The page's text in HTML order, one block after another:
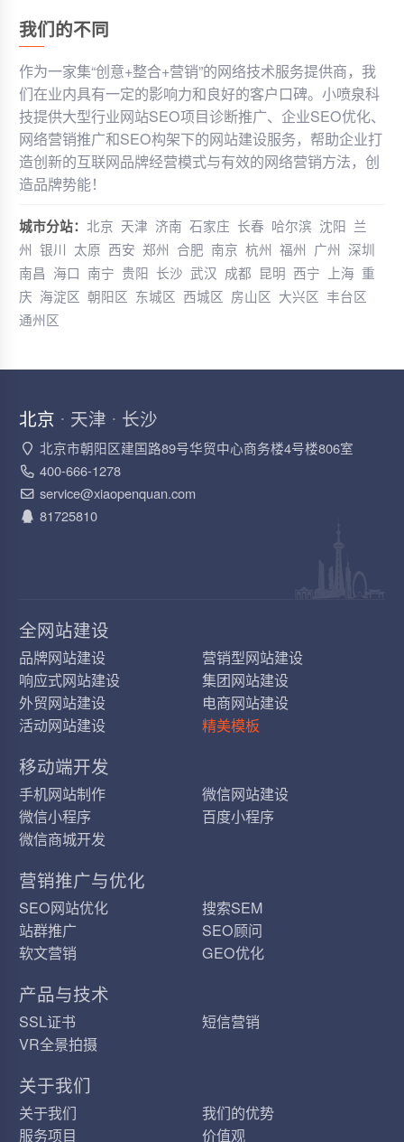
我们的不同
作为一家集“创意+整合+营销”的网络技术服务提供商，我
们在业内具有一定的影响力和良好的客户口碑。小喷泉科
技提供大型行业网站SEO项目诊断推广、企业SEO优化、
网络营销推广和SEO构架下的网站建设服务，帮助企业打
造创新的互联网品牌经营模式与有效的网络营销方法，创
造品牌势能！
城市分站： 北京 天津 济南 石家庄 长春 哈尔滨 沈阳 兰
州 银川 太原 西安 郑州 合肥 南京 杭州 福州 广州 深圳
南昌 海口 南宁 贵阳 长沙 武汉 成都 昆明 西宁 上海 重
庆 海淀区 朝阳区 东城区 西城区 房山区 大兴区 丰台区
通州区
北京 · 天津 · 长沙
北京市朝阳区建国路89号华贸中心商务楼4号楼806室
400-666-1278
service@xiaopenquan.com
81725810
全网站建设
品牌网站建设
营销型网站建设
响应式网站建设
集团网站建设
外贸网站建设
电商网站建设
活动网站建设
精美模板
移动端开发
手机网站制作
微信网站建设
微信小程序
百度小程序
微信商城开发
营销推广与优化
SEO网站优化
搜索SEM
站群推广
SEO顾问
软文营销
GEO优化
产品与技术
SSL证书
短信营销
VR全景拍摄
关于我们
关于我们
我们的优势
服务项目
价值观